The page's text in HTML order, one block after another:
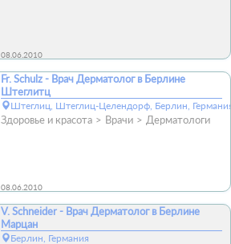
08.06.2010
Fr. Schulz - Врач Дерматолог в Берлине
Штеглитц
Штеглиц, Штеглиц-Целендорф, Берлин,
Здоровье и красота Врачи Дерматологи
08.06.2010
V. Schneider - Врач Дерматолог в Берлине
Марцан
Берлин, Германия